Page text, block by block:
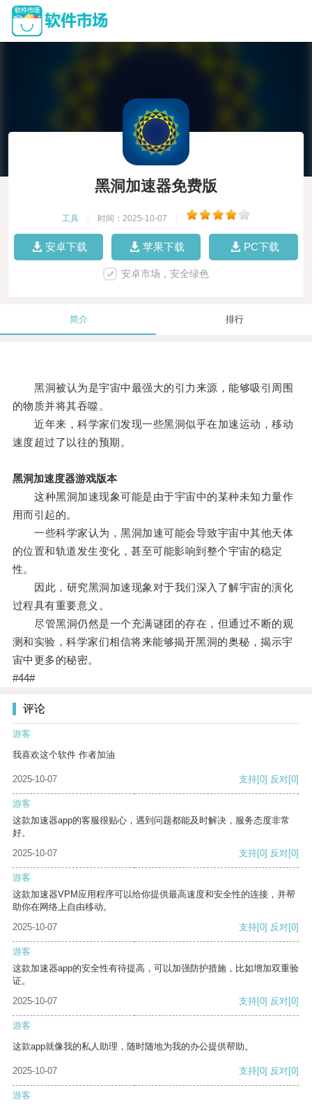
黑洞加速器免费版
工具 时间：2025-10-07
安卓下载 苹果下载 PC下载
安卓市场，安全绿色
简介 排行
黑洞被认为是宇宙中最强大的引力来源，能够吸引周围
的物质并将其吞噬。
近年来，科学家们发现一些黑洞似乎在加速运动，移动
速度超过了以往的预期。
黑洞加速度器游戏版本
这种黑洞加速现象可能是由于宇宙中的某种未知力量作
用而引起的。
一些科学家认为，黑洞加速可能会导致宇宙中其他天体
的位置和轨道发生变化，甚至可能影响到整个宇宙的稳定
性。
因此，研究黑洞加速现象对于我们深入了解宇宙的演化
过程具有重要意义。
尽管黑洞仍然是一个充满谜团的存在，但通过不断的观
测和实验，科学家们相信将来能够揭开黑洞的奥秘，揭示宇
宙中更多的秘密。
#44#
评论
游客
我喜欢这个软件 作者加油
2025-10-07 支持[0] 反对[0]
游客
这款加速器app的客服很贴心，遇到问题都能及时解决，服务态度非常
好。
2025-10-07
支持[0] 反对[0]
游客
这款加速器VPM应用程序可以给你提供最高速度和安全性的连接，并帮
助你在网络上自由移动。
2025-10-07
支持[0] 反对[0]
游客
这款加速器app的安全性有待提高，可以加强防护措施，比如增加双重验
证。
2025-10-07
支持[0] 反对[0]
游客
这款app就像我的私人助理，随时随地为我的办公提供帮助。
2025-10-07 支持[0] 反对[0]
游客